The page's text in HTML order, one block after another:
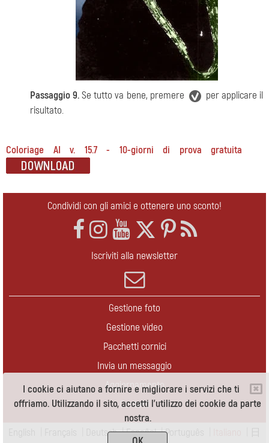
I cookie ci aiutano a fornire e migliorare i servizi che ti
offriamo. Utilizzando il sito, accetti l'utilizzo dei cookie da parte
nostra.
Passaggio 9.Se tutto va bene, premere
per applicare il
risultato.
Coloriage AI v. 15.7 - 10-giorni di prova gratuita
Condividi con gli amici e ottenere uno sconto!
Iscriviti alla newsletter
Gestione foto
Gestione video
Pacchetti cornici
Invia un messaggio
Aggiornamento
Contatti
Deutsch|Español|Português